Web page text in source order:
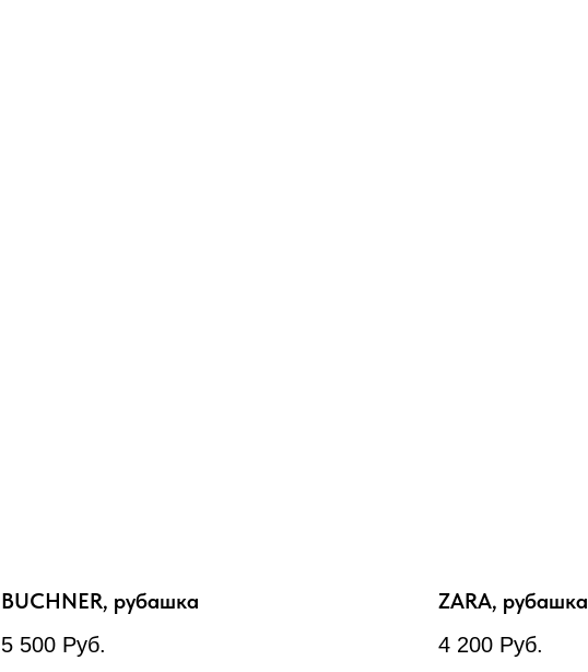
BUCHNER, рубашка
5 500 Руб.
ZARA, рубашка
4 200 Руб.